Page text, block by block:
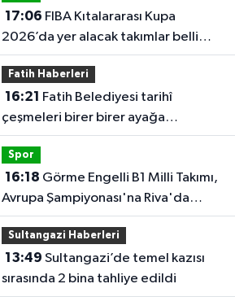
17:06
2026’da yer alacak takımlar belli
oldu
Fatih Haberleri
16:21
çeşmeleri birer birer ayağa
kaldırıyor
Spor
16:18
Avrupa Şampiyonası'na Riva'da
hazırlanıyor
Sultangazi Haberleri
13:49
sırasında 2 bina tahliye edildi